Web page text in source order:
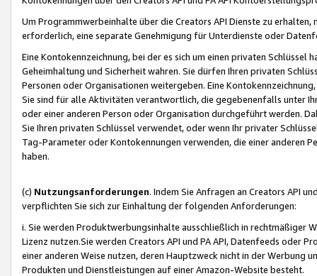
Um Programmwerbeinhalte über die Creators API Dienste zu
erforderlich, eine separate Genehmigung für Unterdienste oder
Eine Kontokennzeichnung, bei der es sich um einen privaten
Geheimhaltung und Sicherheit wahren. Sie dürfen Ihren privaten
Personen oder Organisationen weitergeben. Eine
Sie sind für alle Aktivitäten verantwortlich, die gegebenenfalls unter
oder einer anderen Person oder Organisation durchgeführt werden.
Sie Ihren privaten Schlüssel verwendet, oder wenn Ihr privater
Tag-Parameter oder Kontokennungen verwenden, die einer anderen
haben.
(c) Nutzungsanforderungen. Indem Sie Anfragen an Creators API
verpflichten Sie sich zur Einhaltung der folgenden Anforderungen:
i. Sie werden Produktwerbungsinhalte ausschließlich in rechtmäßiger
Lizenz nutzen.Sie werden Creators API und PA API, Datenfeeds oder
einer anderen Weise nutzen, deren Hauptzweck nicht in der Werbung
Produkten und Dienstleistungen auf einer Amazon-Website besteht.